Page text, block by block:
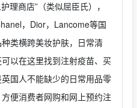
理商店”（类似屈臣氏），
，Dior，Lancome等国
类横跨美妆护肤，日常清
以在这里找到注射疫苗、买
国人不能缺少的日常用品零
便消费者网购和网上预约注